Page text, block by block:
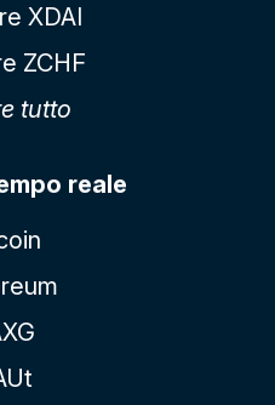
XDAI
ZCHF
tutto
reale